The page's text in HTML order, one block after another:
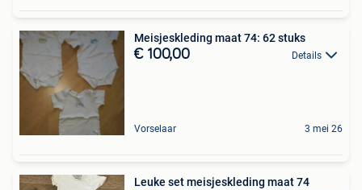
Meisjeskleding maat 74: 62 stuks
€ 100,00 Details
Vorselaar 3 mei 26
Leuke set meisjeskleding maat 74